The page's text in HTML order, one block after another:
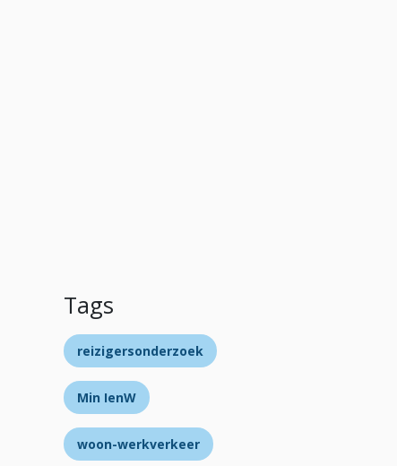
Tags
reizigersonderzoek
Min IenW
woon-werkverkeer